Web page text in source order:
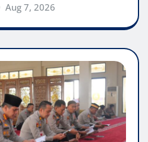
Aug 7, 2026